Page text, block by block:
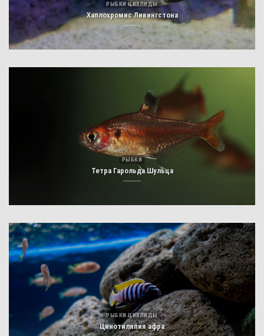
РЫБКИ ЦИХЛИДЫ
Хаплохромис Ливингстона
РЫБКИ
Тетра Гарольда Шульца
РЫБКИ ЦИХЛИДЫ
Цинотиляпия афра